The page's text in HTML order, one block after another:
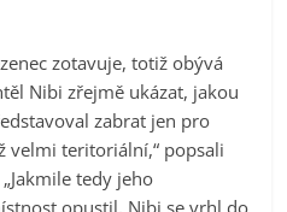
zotavuje, totiž obývá
Nibi zřejmě ukázat, jakou
zabrat jen pro
velmi teritoriální,“ popsali
tedy jeho
opustil, Nibi se vrhl do